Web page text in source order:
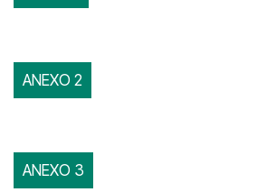
ANEXO 2
ANEXO 3